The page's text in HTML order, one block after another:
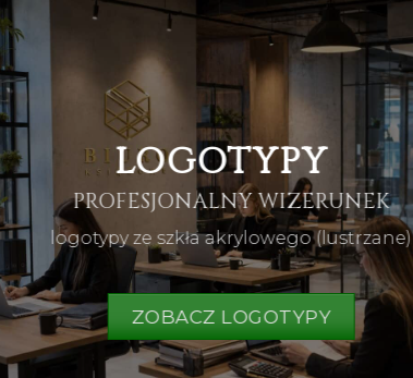
LOGOTYPY
PROFESJONALNY WIZERUNEK
logotypy ze szkła akrylowego (lustrzane)
ZOBACZ LOGOTYPY